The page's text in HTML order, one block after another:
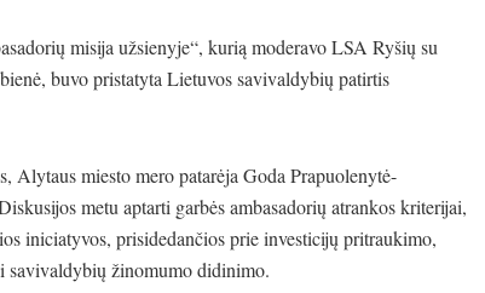
misija užsienyje“, kurią moderavo LSA Ryšių su
buvo pristatyta Lietuvos savivaldybių patirtis
Alytaus miesto mero patarėja Goda Prapuolenytė-
metu aptarti garbės ambasadorių atrankos kriterijai,
iniciatyvos, prisidedančios prie investicijų pritraukimo,
savivaldybių žinomumo didinimo.